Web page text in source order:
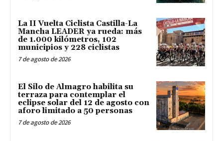
La II Vuelta Ciclista Castilla-La
Mancha LEADER ya rueda: más
de 1.000 kilómetros, 102
municipios y 228 ciclistas
7 de agosto de 2026
El Silo de Almagro habilita su
terraza para contemplar el
eclipse solar del 12 de agosto con
aforo limitado a 50 personas
7 de agosto de 2026